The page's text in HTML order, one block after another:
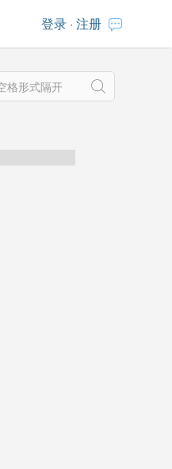
登录 · 注册